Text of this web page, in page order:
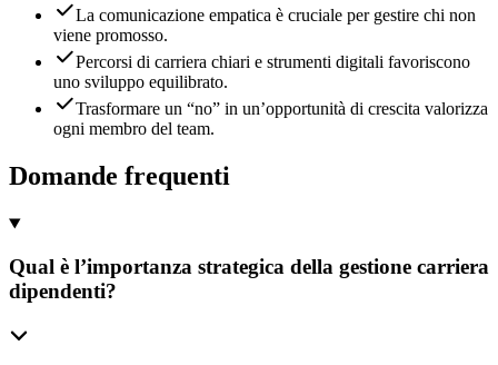
La comunicazione empatica è cruciale per gestire chi non
viene promosso.
Percorsi di carriera chiari e strumenti digitali favoriscono
uno sviluppo equilibrato.
Trasformare un “no” in un’opportunità di crescita valorizza
ogni membro del team.
Domande frequenti
Qual è l’importanza strategica della gestione carriera
dipendenti?